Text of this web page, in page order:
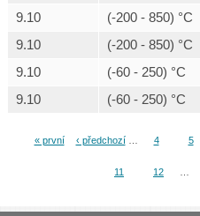
9.10
(-200 - 850) °C
9.10
(-200 - 850) °C
9.10
(-60 - 250) °C
9.10
(-60 - 250) °C
Stránky
« první ‹ předchozí 4 5
11 12